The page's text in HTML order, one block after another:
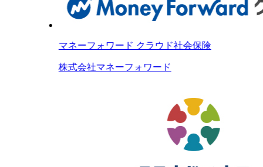
マネーフォワード クラウド社会保険
株式会社マネーフォワード